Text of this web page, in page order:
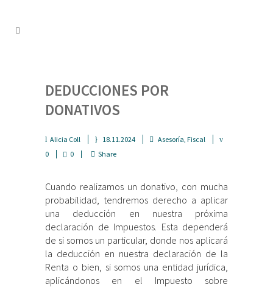
DEDUCCIONES POR
DONATIVOS
Alicia Coll 18.11.2024 Asesoría, Fiscal
0
0 Share
Cuando realizamos un donativo, con mucha
probabilidad, tendremos derecho a aplicar
una deducción en nuestra próxima
declaración de Impuestos. Esta dependerá
de si somos un particular, donde nos aplicará
la deducción en nuestra declaración de la
Renta o bien, si somos una entidad jurídica,
aplicándonos en el Impuesto sobre